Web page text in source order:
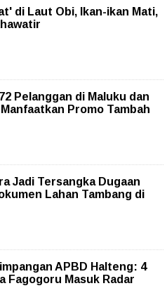
di Laut Obi, Ikan-ikan Mati,
Pelanggan di Maluku dan
Promo Tambah
Jadi Tersangka Dugaan
Lahan Tambang di
APBD Halteng: 4
Fagogoru Masuk Radar